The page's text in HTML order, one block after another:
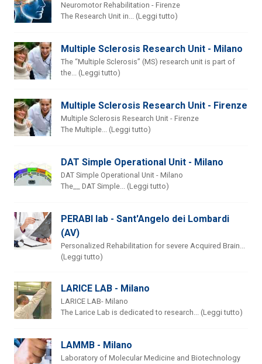
Neuromotor Rehabilitation - Firenze
The Research Unit in... (Leggi tutto)
Multiple Sclerosis Research Unit - Milano
The “Multiple Sclerosis” (MS) research unit is part of
the... (Leggi tutto)
Multiple Sclerosis Research Unit - Firenze
Multiple Sclerosis Research Unit - Firenze
The Multiple... (Leggi tutto)
DAT Simple Operational Unit - Milano
DAT Simple Operational Unit - Milano
The__ DAT Simple... (Leggi tutto)
PERABI lab - Sant'Angelo dei Lombardi
(AV)
Personalized Rehabilitation for severe Acquired Brain...
(Leggi tutto)
LARICE LAB - Milano
LARICE LAB- Milano
The Larice Lab is dedicated to research... (Leggi tutto)
LAMMB - Milano
Laboratory of Molecular Medicine and Biotechnology